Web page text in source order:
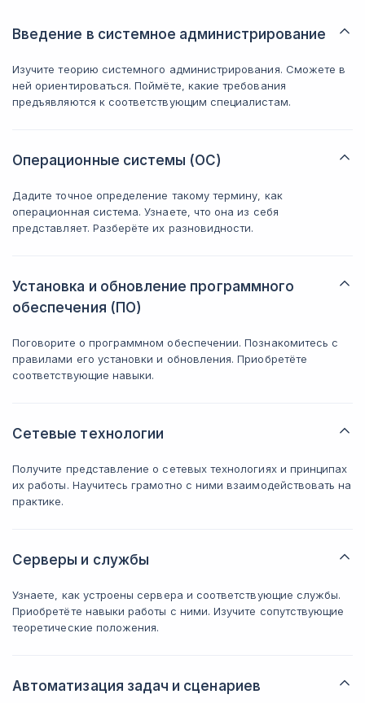
Введение в системное администрирование
Изучите теорию системного администрирования. Сможете в
ней ориентироваться. Поймёте, какие требования
предъявляются к соответствующим специалистам.
Операционные системы (ОС)
Дадите точное определение такому термину, как
операционная система. Узнаете, что она из себя
представляет. Разберёте их разновидности.
Установка и обновление программного
обеспечения (ПО)
Поговорите о программном обеспечении. Познакомитесь с
правилами его установки и обновления. Приобретёте
соответствующие навыки.
Сетевые технологии
Получите представление о сетевых технологиях и принципах
их работы. Научитесь грамотно с ними взаимодействовать на
практике.
Серверы и службы
Узнаете, как устроены сервера и соответствующие службы.
Приобретёте навыки работы с ними. Изучите сопутствующие
теоретические положения.
Автоматизация задач и сценариев